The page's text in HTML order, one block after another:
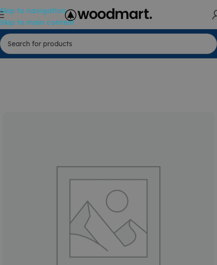
Skip to navigation
Skip to main content